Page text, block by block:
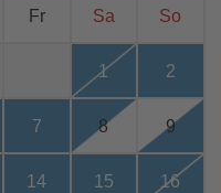
Fr Sa So
1 2
7 8 9
14 15 16